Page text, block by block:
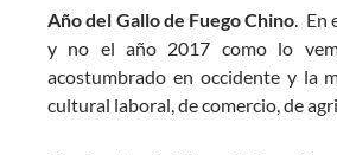
Año del Gallo de Fuego Chino. En
y no el año 2017 como lo
acostumbrado en occidente y la
cultural laboral, de comercio, de